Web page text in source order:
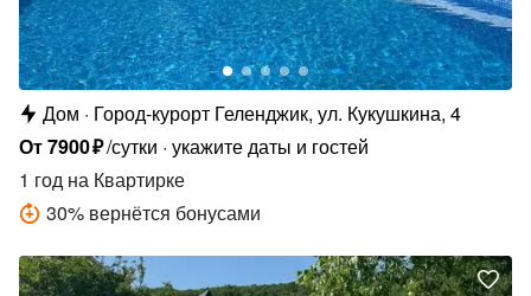
Дом
Город-курорт Геленджик, ул. Кукушкина, 4
От7900₽/сутки укажите даты и гостей
1 год на Квартирке
30% вернётся бонусами